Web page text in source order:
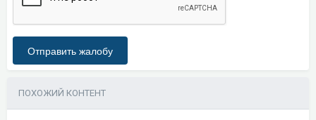
Отправить жалобу
ПОХОЖИЙ КОНТЕНТ